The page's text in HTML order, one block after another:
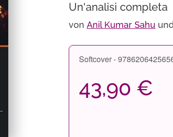
Un'analisi completa
von Anil Kumar Sahu
Softcover -
43,90 €